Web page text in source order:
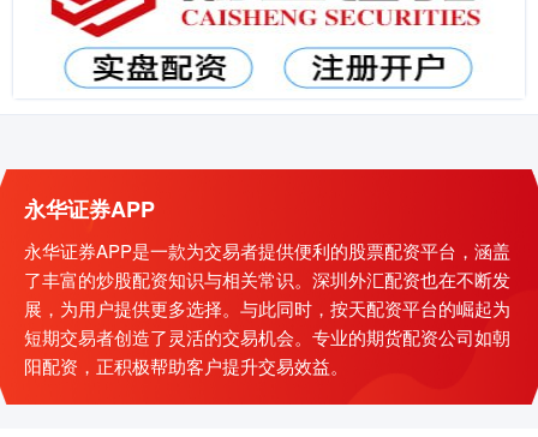
永华证券APP
永华证券APP是一款为交易者提供便利的股票配资平台，涵盖
了丰富的炒股配资知识与相关常识。深圳外汇配资也在不断发
展，为用户提供更多选择。与此同时，按天配资平台的崛起为
短期交易者创造了灵活的交易机会。专业的期货配资公司如朝
阳配资，正积极帮助客户提升交易效益。